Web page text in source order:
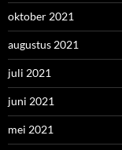
oktober 2021
augustus 2021
juli 2021
juni 2021
mei 2021